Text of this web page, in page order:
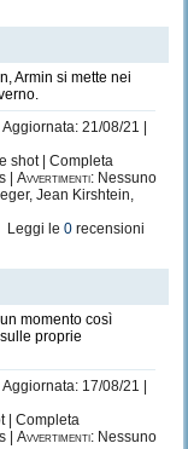
Armin si mette nei
21/08/21 |
shot | Completa
| Avvertimenti: Nessuno
Jean Kirshtein,
| Leggi le 0 recensioni
momento così
proprie
17/08/21 |
| Completa
| Avvertimenti: Nessuno